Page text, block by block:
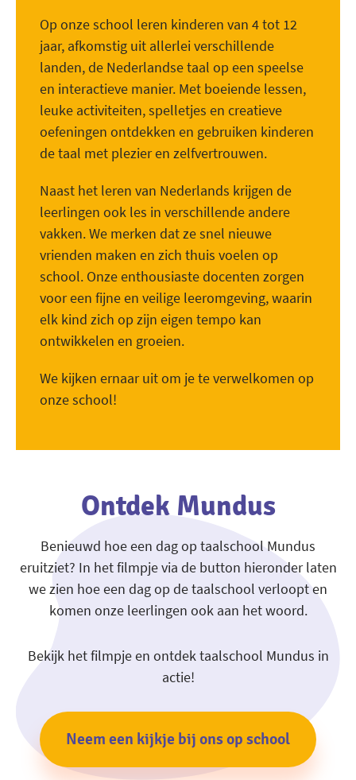
Op onze school leren kinderen van 4 tot 12
jaar, afkomstig uit allerlei verschillende
landen, de Nederlandse taal op een speelse
en interactieve manier. Met boeiende lessen,
leuke activiteiten, spelletjes en creatieve
oefeningen ontdekken en gebruiken kinderen
de taal met plezier en zelfvertrouwen.
Naast het leren van Nederlands krijgen de
leerlingen ook les in verschillende andere
vakken. We merken dat ze snel nieuwe
vrienden maken en zich thuis voelen op
school. Onze enthousiaste docenten zorgen
voor een fijne en veilige leeromgeving, waarin
elk kind zich op zijn eigen tempo kan
ontwikkelen en groeien.
We kijken ernaar uit om je te verwelkomen op
onze school!
Ontdek Mundus
Benieuwd hoe een dag op taalschool Mundus
eruitziet? In het filmpje via de button hieronder laten
we zien hoe een dag op de taalschool verloopt en
komen onze leerlingen ook aan het woord.
Bekijk het filmpje en ontdek taalschool Mundus in
actie!
Neem een kijkje bij ons op school